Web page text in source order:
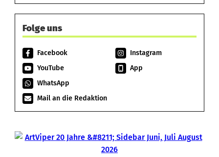
n
n
Folge uns
Facebook
Instagram
YouTube
App
WhatsApp
Mail an die Redaktion